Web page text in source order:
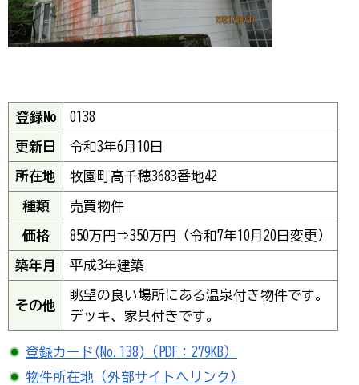
登録No 0138
更新日 令和3年6月10日
所在地 牧園町高千穂3683番地42
種類 売買物件
価格 850万円⇒350万円（令和7年10月20日変更）
築年月 平成3年建築
その他
眺望の良い場所にある温泉付き物件です。
デッキ、家具付きです。
登録カード(No.138)（PDF：279KB）
物件所在地（外部サイトへリンク）